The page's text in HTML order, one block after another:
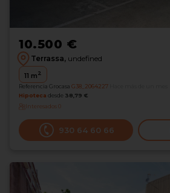
10.500 €
Terrassa, undefined
11 m2
Referencia Grocasa G38_2064227
Hipoteca desde 38,79 €
Interesados0
930 64 60 66